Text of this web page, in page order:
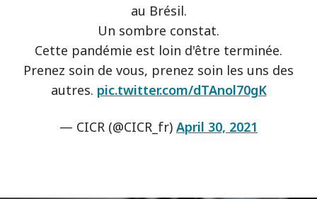
au Brésil.
Un sombre constat.
Cette pandémie est loin d'être terminée.
Prenez soin de vous, prenez soin les uns des
autres. pic.twitter.com/dTAnol70gK
— CICR (@CICR_fr) April 30, 2021